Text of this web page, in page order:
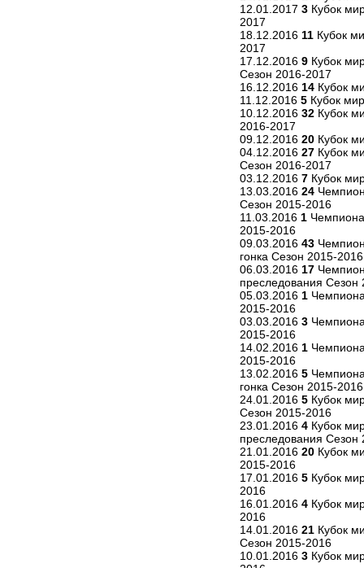
12.01.2017 3 Кубок
2017
18.12.2016 11 Кубок
2017
17.12.2016 9 Кубок
Сезон 2016-2017
16.12.2016 14 Кубок
11.12.2016 5 Кубок
10.12.2016 32 Кубок
2016-2017
09.12.2016 20 Кубок
04.12.2016 27 Кубок
Сезон 2016-2017
03.12.2016 7 Кубок
13.03.2016 24
Сезон 2015-2016
11.03.2016 1
2015-2016
09.03.2016 43
гонка Сезон 2015-2016
06.03.2016 17
преследования Сезон
05.03.2016 1
2015-2016
03.03.2016 3
2015-2016
14.02.2016 1
2015-2016
13.02.2016 5
гонка Сезон 2015-2016
24.01.2016 5 Кубок
Сезон 2015-2016
23.01.2016 4 Кубок
преследования Сезон
21.01.2016 20 Кубок
2015-2016
17.01.2016 5 Кубок
2016
16.01.2016 4 Кубок
2016
14.01.2016 21 Кубок
Сезон 2015-2016
10.01.2016 3 Кубок